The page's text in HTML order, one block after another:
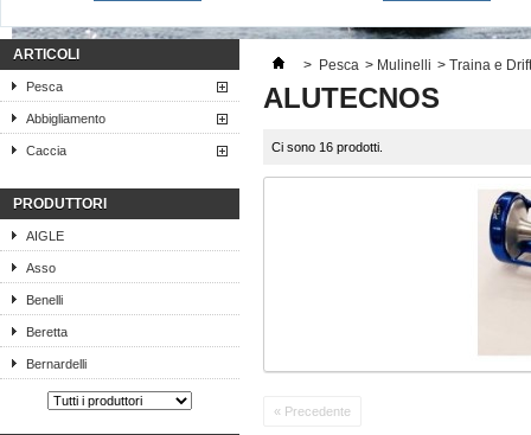
ARTICOLI
Pesca
Abbigliamento
Caccia
PRODUTTORI
AIGLE
Asso
Benelli
Beretta
Bernardelli
> Pesca > Mulinelli > Traina e
ALUTECNOS
Ci sono 16 prodotti.
« Precedente